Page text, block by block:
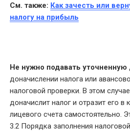
См. также: Как зачесть или
налогу на прибыль
Не нужно подавать
доначислении налога или
налоговой проверки. В этом
доначислит налог и отразит его в
лицевого счета самостоятельно.
3.2 Порядка заполнения